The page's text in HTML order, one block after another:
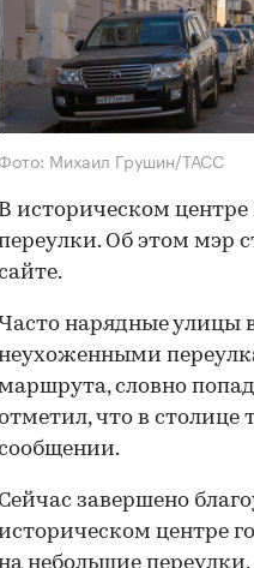
Михаил Грушин/ТАСС
В историческом
Об этом мэр
нарядные улицы
словно
что в столице
Сейчас завершено
центре